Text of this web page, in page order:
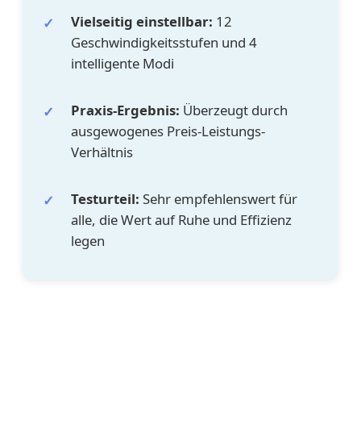
✓ Vielseitig einstellbar: 12
Geschwindigkeitsstufen und 4
intelligente Modi
✓ Praxis-Ergebnis: Überzeugt durch
ausgewogenes Preis-Leistungs-
Verhältnis
✓ Testurteil: Sehr empfehlenswert für
alle, die Wert auf Ruhe und Effizienz
legen